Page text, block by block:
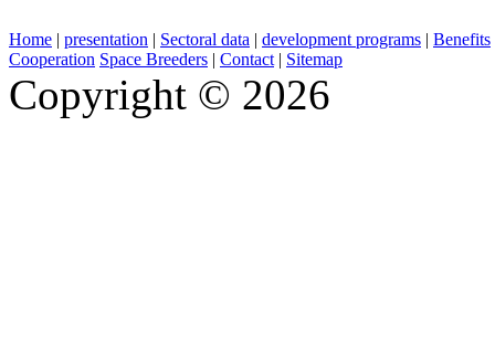
Home | presentation | Sectoral data | development programs | Benefits
Cooperation Space Breeders | Contact | Sitemap
Copyright © 2026